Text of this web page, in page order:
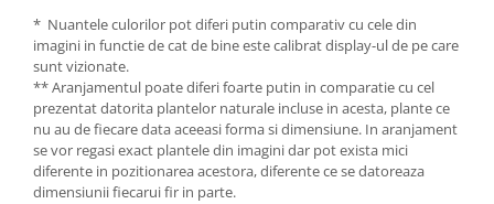
* Nuantele culorilor pot diferi putin comparativ cu cele din
imagini in functie de cat de bine este calibrat display-ul de pe care
sunt vizionate.
** Aranjamentul poate diferi foarte putin in comparatie cu cel
prezentat datorita plantelor naturale incluse in acesta, plante ce
nu au de fiecare data aceeasi forma si dimensiune. In aranjament
se vor regasi exact plantele din imagini dar pot exista mici
diferente in pozitionarea acestora, diferente ce se datoreaza
dimensiunii fiecarui fir in parte.